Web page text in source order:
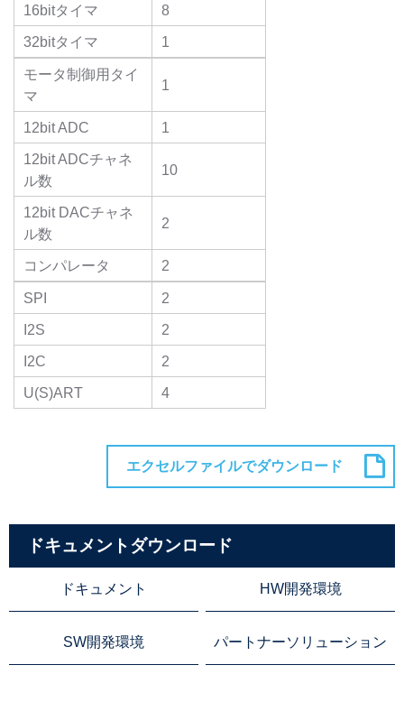
16bitタイマ
8
32bitタイマ
1
モータ制御用タイ
マ
1
12bit ADC
1
12bit ADCチャネ
ル数
10
12bit DACチャネ
ル数
2
コンパレータ
2
SPI
2
I2S
2
I2C
2
U(S)ART
4
ドキュメントダウンロード
ドキュメント HW開発環境
SW開発環境 パートナーソリューション